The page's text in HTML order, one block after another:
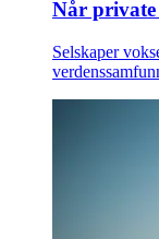
Når private
Selskaper